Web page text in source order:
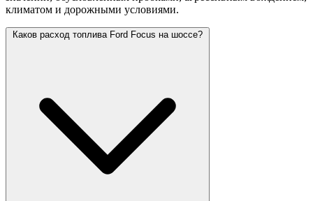
климатом и дорожными условиями.
Каков расход топлива Ford Focus на шоссе?